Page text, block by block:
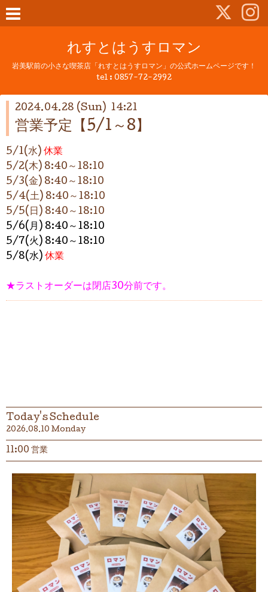
れすとはうすロマン
岩美駅前の小さな喫茶店「れすとはうすロマン」の公式ホームページです！
tel : 0857-72-2992
2024.04.28 (Sun) 14:21
営業予定【5/1～8】
5/1(水) 休業
5/2(木) 8:40～ 18:10
5/3(金) 8:40～ 18:10
5/4(土) 8:40～ 18:10
5/5(日) 8:40～ 18:10
5/6(月) 8:40～ 18:10
5/7(火) 8:40～ 18:10
5/8(水) 休業
★ラストオーダーは閉店30分前です。
Today's Schedule
2026.08.10 Monday
11:00 営業